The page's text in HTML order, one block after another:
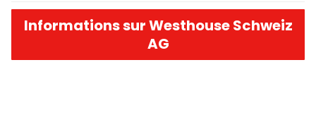
Informations sur Westhouse Schweiz
AG